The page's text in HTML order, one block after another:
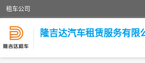
租车公司
隆吉达汽车租赁服务有限